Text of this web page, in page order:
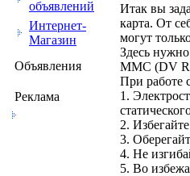
объявлений
Интернет-
Магазин
Объявления
Реклама
Итак вы
карта. От
могут
Здесь
MMC (DV
При работе
1.
2.
3.
4. Не
5. Во